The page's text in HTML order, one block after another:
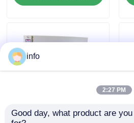
Semua Kasus
Mesin Geser Balok Ayun
info
2:27 PM
Good day, what product are